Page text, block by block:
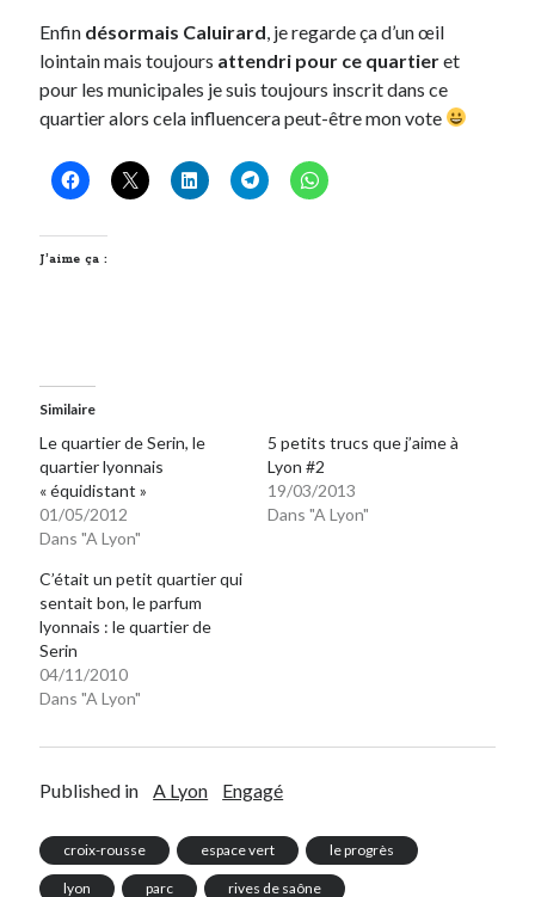
Enfin désormais Caluirard , je regarde ça d’un œil
lointain mais toujours attendri pour ce quartieret
pour les municipales je suis toujours inscrit dans ce
quartier alors cela influencera peut-être mon vote
J’aime ça :
Similaire
Le quartier de Serin, le
quartier lyonnais
« équidistant »
01/05/2012
Dans "A Lyon"
5 petits trucs que j’aime à
Lyon #2
19/03/2013
Dans "A Lyon"
C’était un petit quartier qui
sentait bon, le parfum
lyonnais : le quartier de
Serin
04/11/2010
Dans "A Lyon"
Published in A Lyon Engagé
croix-rousse espace vert le progrès
lyon parc rives de saône